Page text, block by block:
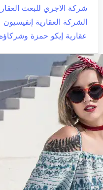
شركة الاجري للبعث
الشركة العقارية إنفيسيون
عقارية إيكو حمزة وشركاؤه